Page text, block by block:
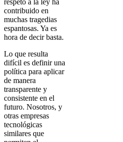
respeto a la ley ha
contribuido en
muchas tragedias
espantosas. Ya es
hora de decir basta.
Lo que resulta
difícil es definir una
política para aplicar
de manera
transparente y
consistente en el
futuro. Nosotros, y
otras empresas
tecnológicas
similares que